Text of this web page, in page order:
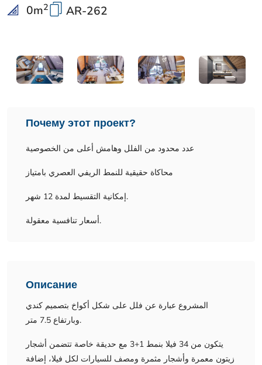
0m2 AR-262
Почему этот проект?
عدد محدود من الفلل وهامش أعلى من الخصوصية
محاكاة حقيقية للنمط الريفي العصري بامتياز
إمكانية التقسيط لمدة 12 شهر.
أسعار تنافسية معقولة.
Описание
المشروع عبارة عن فلل على شكل أكواخ بتصميم كندي
وبارتفاع 7.5 متر.
يتكون من 34 فيلا بنمط 1+3 مع حديقة خاصة تتضمن أشجار
زيتون معمرة وأشجار مثمرة ومصف للسيارات لكل فيلا، إضافة